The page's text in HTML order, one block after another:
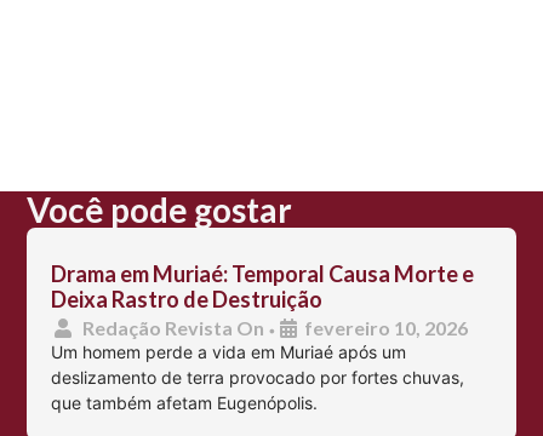
Você pode gostar
Drama em Muriaé: Temporal Causa Morte e
Deixa Rastro de Destruição
Redação Revista On • fevereiro 10, 2026
Um homem perde a vida em Muriaé após um
deslizamento de terra provocado por fortes chuvas,
que também afetam Eugenópolis.